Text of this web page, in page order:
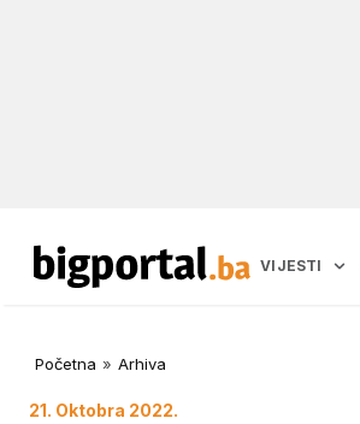
VIJESTI
Početna » Arhiva
21. Oktobra 2022.